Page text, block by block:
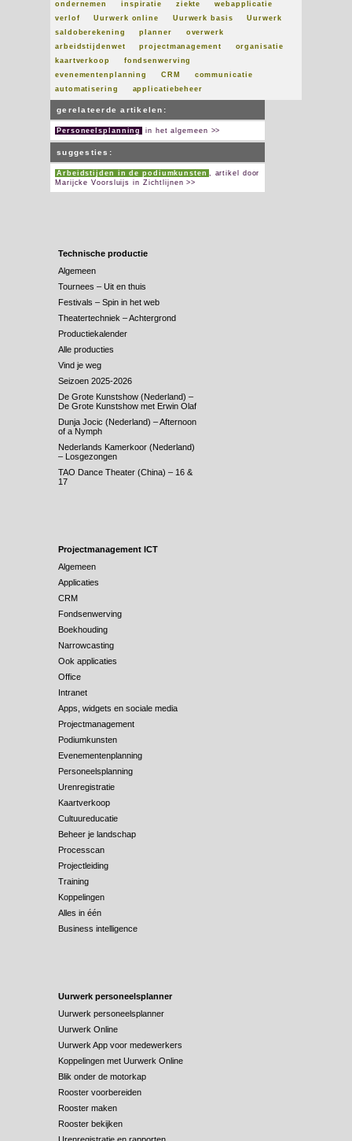
ondernemen
inspiratie ziekte
webapplicatie
verlof
Uurwerk online Uurwerk basis
Uurwerk
saldoberekening
planner
overwerk
arbeidstijdenwet
projectmanagement
organisatie
kaartverkoop
fondsenwerving
evenementenplanning
CRM
communicatie
automatisering
applicatiebeheer
gerelateerde artikelen:
Personeelsplanning in het algemeen >>
suggesties:
Arbeidstijden in de podiumkunsten , artikel door
Marijcke Voorsluijs in Zichtlijnen >>
Technische productie
Algemeen
Tournees – Uit en thuis
Festivals – Spin in het web
Theatertechniek – Achtergrond
Productiekalender
Alle producties
Vind je weg
Seizoen 2025-2026
De Grote Kunstshow (Nederland) –
De Grote Kunstshow met Erwin Olaf
Dunja Jocic (Nederland) – Afternoon
of a Nymph
Nederlands Kamerkoor (Nederland)
– Losgezongen
TAO Dance Theater (China) – 16 &
17
Projectmanagement ICT
Algemeen
Applicaties
CRM
Fondsenwerving
Boekhouding
Narrowcasting
Ook applicaties
Office
Intranet
Apps, widgets en sociale media
Projectmanagement
Podiumkunsten
Evenementenplanning
Personeelsplanning
Urenregistratie
Kaartverkoop
Cultuureducatie
Beheer je landschap
Processcan
Projectleiding
Training
Koppelingen
Alles in één
Business intelligence
Uurwerk personeelsplanner
Uurwerk personeelsplanner
Uurwerk Online
Uurwerk App voor medewerkers
Koppelingen met Uurwerk Online
Blik onder de motorkap
Rooster voorbereiden
Rooster maken
Rooster bekijken